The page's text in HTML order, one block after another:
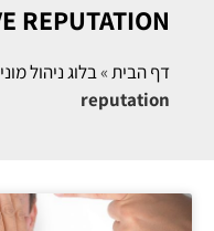
REPUTATION
דף הבית»בלוג ניהול
reputation